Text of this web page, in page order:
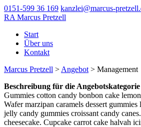
0151-599 36 169 kanzlei@marcus-
RA Marcus Pretzell
Start
Über uns
Kontakt
Marcus Pretzell > Angebot > Management
Beschreibung für die
Gummies cotton candy bonbon cake
Wafer marzipan caramels dessert gummies
jelly candy gummies croissant candy
cheesecake. Cupcake carrot cake halvah